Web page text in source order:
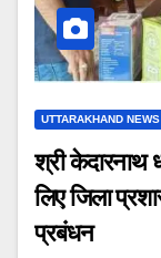
UTTARAKHAND NEWS
श्री केदारनाथ
लिए जिला
प्रबंधन